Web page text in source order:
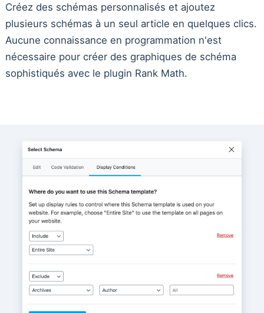
Créez des schémas personnalisés et ajoutez
plusieurs schémas à un seul article en quelques clics.
Aucune connaissance en programmation n'est
nécessaire pour créer des graphiques de schéma
sophistiqués avec le plugin Rank Math.